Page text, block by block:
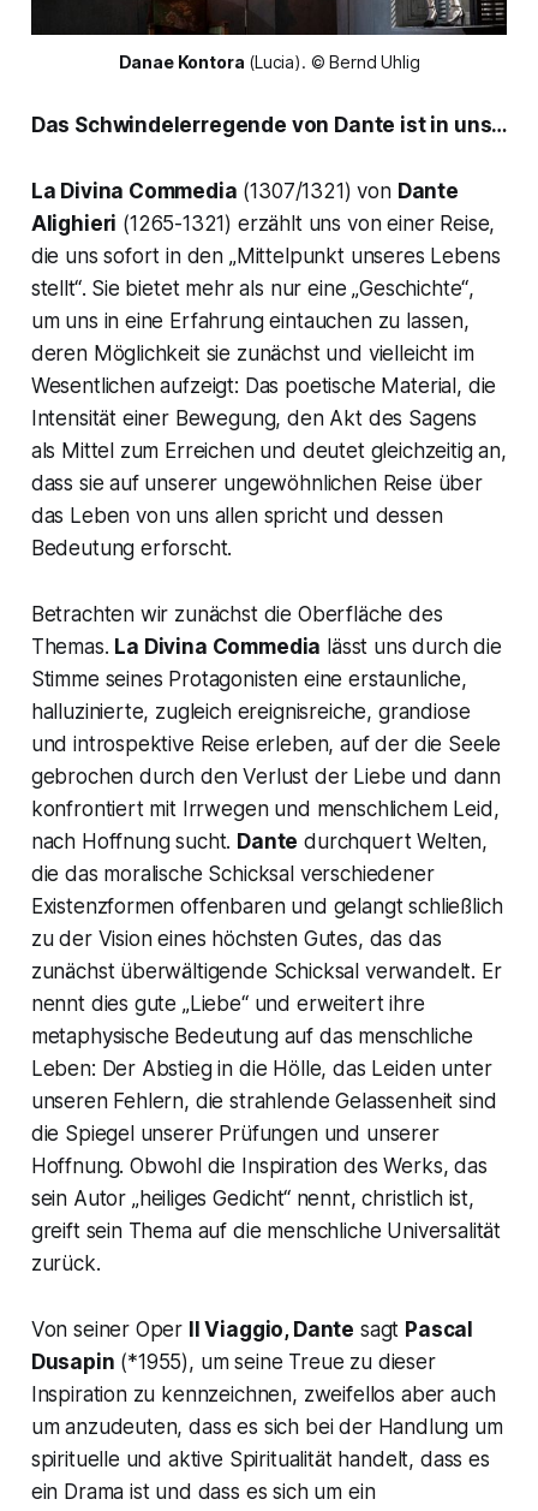
Danae Kontora (Lucia). © Bernd Uhlig
Das Schwindelerregende von Dante ist in uns…
La Divina Commedia (1307/1321) von Dante
Alighieri (1265-1321) erzählt uns von einer Reise,
die uns sofort in den „Mittelpunkt unseres Lebens
stellt“. Sie bietet mehr als nur eine„Geschichte“,
um uns in eine Erfahrung eintauchen zu lassen,
deren Möglichkeit sie zunächst und vielleicht im
Wesentlichen aufzeigt: Das poetische Material, die
Intensität einer Bewegung, den Akt des Sagens
als Mittel zum Erreichen und deutet gleichzeitig an,
dass sie auf unserer ungewöhnlichen Reise über
das Leben von uns allen spricht und dessen
Bedeutung erforscht.
Betrachten wir zunächst die Oberfläche des
Themas. La Divina Commedia lässt uns durch die
Stimme seines Protagonisten eine erstaunliche,
halluzinierte, zugleich ereignisreiche, grandiose
und introspektive Reise erleben, auf der die Seele
gebrochen durch den Verlust der Liebe und dann
konfrontiert mit Irrwegen und menschlichem Leid,
nach Hoffnung sucht. Dante durchquert Welten,
die das moralische Schicksal verschiedener
Existenzformen offenbaren und gelangt schließlich
zu der Vision eines höchsten Gutes, das das
zunächst überwältigende Schicksal verwandelt. Er
nennt dies gute „Liebe“und erweitert ihre
metaphysische Bedeutung auf das menschliche
Leben: Der Abstieg in die Hölle, das Leiden unter
unseren Fehlern, die strahlende Gelassenheit sind
die Spiegel unserer Prüfungen und unserer
Hoffnung. Obwohl die Inspiration des Werks, das
sein Autor „heiliges Gedicht“nennt, christlich ist,
greift sein Thema auf die menschliche Universalität
zurück.
Von seiner Oper Il Viaggio, Dante sagt Pascal
Dusapin (*1955), um seine Treue zu dieser
Inspiration zu kennzeichnen, zweifellos aber auch
um anzudeuten, dass es sich bei der Handlung um
spirituelle und aktive Spiritualität handelt, dass es
ein Drama ist und dass es sich um ein